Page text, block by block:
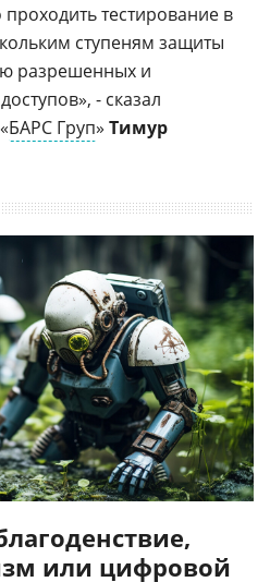
тестирование в
ступеням защиты
разрешенных и
- сказал
БАРС Груп» Тимур
или цифровой